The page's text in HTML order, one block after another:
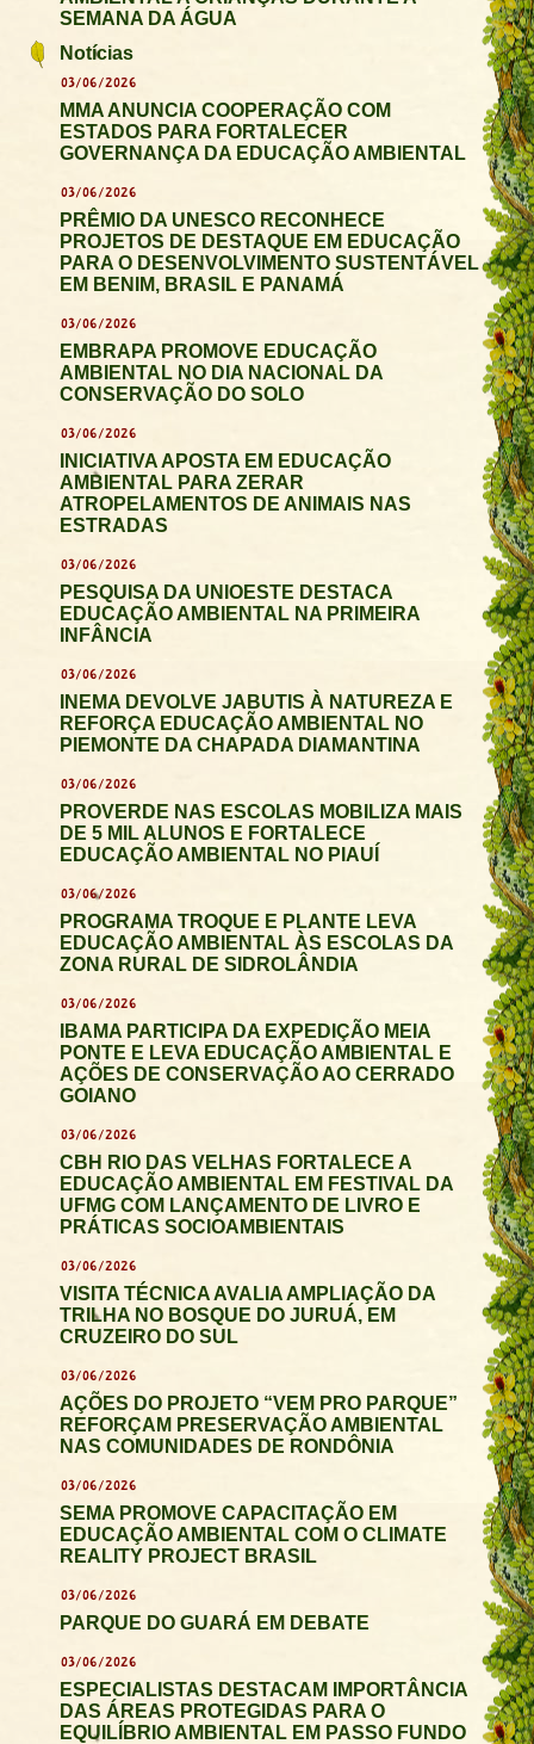
SEMANA DA ÁGUA
Notícias
03/06/2026
MMA ANUNCIA COOPERAÇÃO COM
ESTADOS PARA FORTALECER
GOVERNANÇA DA EDUCAÇÃO AMBIENTAL
03/06/2026
PRÊMIO DA UNESCO RECONHECE
PROJETOS DE DESTAQUE EM EDUCAÇÃO
PARA O DESENVOLVIMENTO SUSTENTÁVEL
EM BENIM, BRASIL E PANAMÁ
03/06/2026
EMBRAPA PROMOVE EDUCAÇÃO
AMBIENTAL NO DIA NACIONAL DA
CONSERVAÇÃO DO SOLO
03/06/2026
INICIATIVA APOSTA EM EDUCAÇÃO
AMBIENTAL PARA ZERAR
ATROPELAMENTOS DE ANIMAIS NAS
ESTRADAS
03/06/2026
PESQUISA DA UNIOESTE DESTACA
EDUCAÇÃO AMBIENTAL NA PRIMEIRA
INFÂNCIA
03/06/2026
INEMA DEVOLVE JABUTIS À NATUREZA E
REFORÇA EDUCAÇÃO AMBIENTAL NO
PIEMONTE DA CHAPADA DIAMANTINA
03/06/2026
PROVERDE NAS ESCOLAS MOBILIZA MAIS
DE 5 MIL ALUNOS E FORTALECE
EDUCAÇÃO AMBIENTAL NO PIAUÍ
03/06/2026
PROGRAMA TROQUE E PLANTE LEVA
EDUCAÇÃO AMBIENTAL ÀS ESCOLAS DA
ZONA RURAL DE SIDROLÂNDIA
03/06/2026
IBAMA PARTICIPA DA EXPEDIÇÃO MEIA
PONTE E LEVA EDUCAÇÃO AMBIENTAL E
AÇÕES DE CONSERVAÇÃO AO CERRADO
GOIANO
03/06/2026
CBH RIO DAS VELHAS FORTALECE A
EDUCAÇÃO AMBIENTAL EM FESTIVAL DA
UFMG COM LANÇAMENTO DE LIVRO E
PRÁTICAS SOCIOAMBIENTAIS
03/06/2026
VISITA TÉCNICA AVALIA AMPLIAÇÃO DA
TRILHA NO BOSQUE DO JURUÁ, EM
CRUZEIRO DO SUL
03/06/2026
AÇÕES DO PROJETO “VEM PRO PARQUE”
REFORÇAM PRESERVAÇÃO AMBIENTAL
NAS COMUNIDADES DE RONDÔNIA
03/06/2026
SEMA PROMOVE CAPACITAÇÃO EM
EDUCAÇÃO AMBIENTAL COM O CLIMATE
REALITY PROJECT BRASIL
03/06/2026
PARQUE DO GUARÁ EM DEBATE
03/06/2026
ESPECIALISTAS DESTACAM IMPORTÂNCIA
DAS ÁREAS PROTEGIDAS PARA O
EQUILÍBRIO AMBIENTAL EM PASSO FUNDO